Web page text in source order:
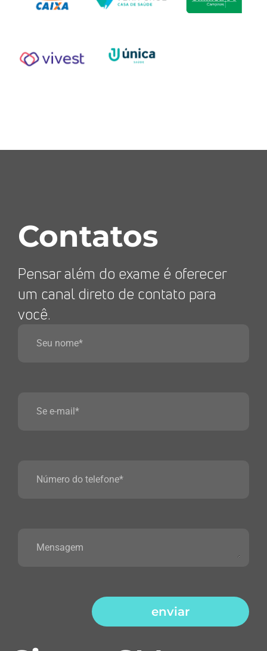
Contatos
Pensar além do exame é oferecer
um canal direto de contato para
você.
enviar